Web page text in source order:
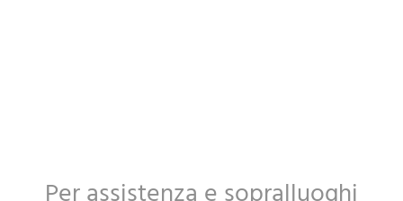
Per assistenza e sopralluoghi